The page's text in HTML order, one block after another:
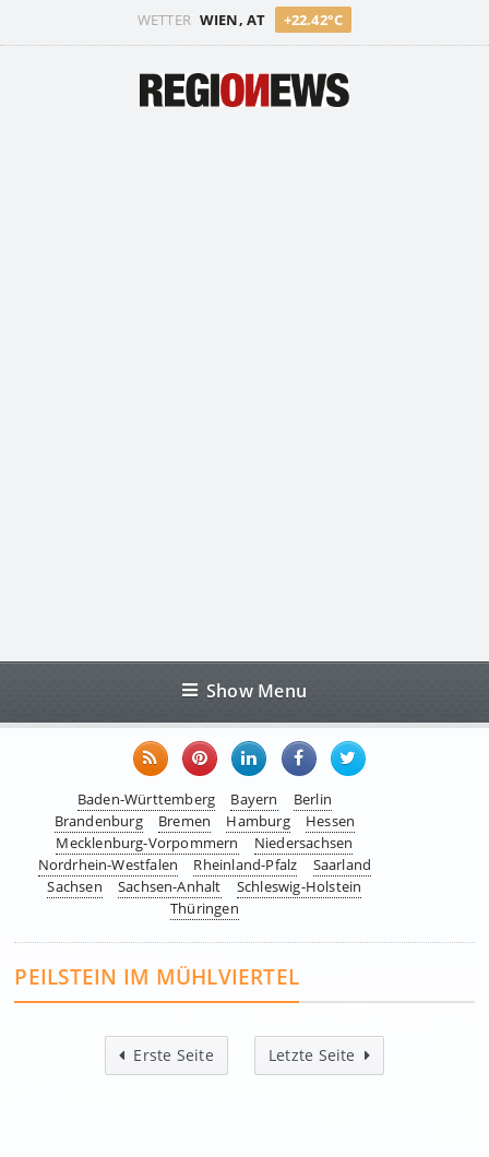
WETTER WIEN, AT +22.42°C
Show Menu
Baden-Württemberg Bayern
Berlin
Brandenburg
Bremen Hamburg
Hessen
Mecklenburg-Vorpommern
Niedersachsen
Nordrhein-Westfalen
Rheinland-Pfalz
Saarland
Sachsen
Sachsen-Anhalt
Schleswig-Holstein
Thüringen
PEILSTEIN IM MÜHLVIERTEL
Erste Seite Letzte Seite